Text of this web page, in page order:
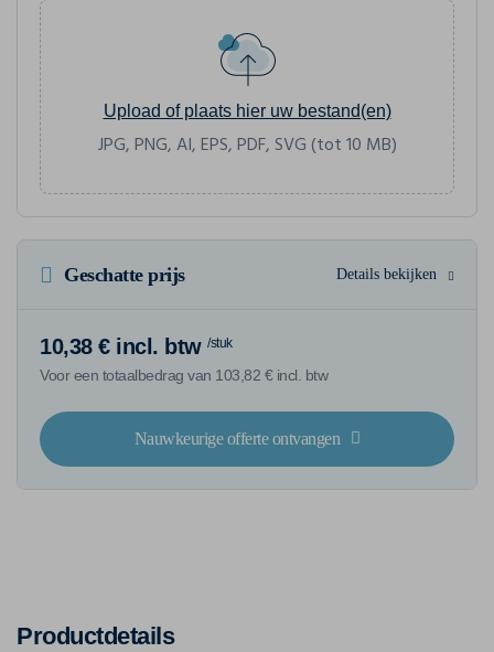
Upload of plaats hier uw bestand(en)
JPG, PNG, AI, EPS, PDF, SVG (tot 10 MB)
Geschatte prijs Details bekijken
10,38 € incl. btw /stuk
Voor een totaalbedrag van 103,82 € incl. btw
Nauwkeurige offerte ontvangen
Productdetails